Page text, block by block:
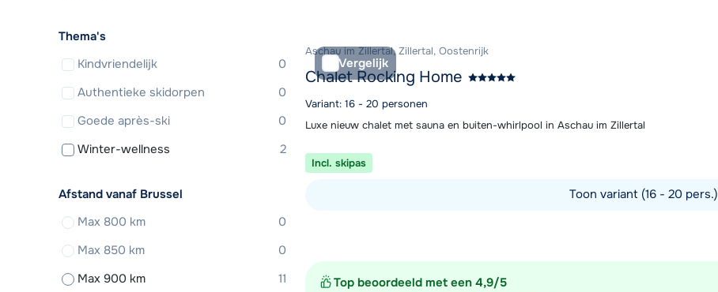
Top beoordeeld met een 4,9/5
Vergelijk
Aschau im Zillertal, Zillertal, Oostenrijk
Chalet Rocking Home
Variant: 16 - 20 personen
Luxe nieuw chalet met sauna en buiten-whirlpool in Aschau im Zillertal
Incl. skipas
Toon variant (16 - 20 pers.)
Thema's
Kindvriendelijk
0
Authentieke skidorpen
0
Goede après-ski
0
Winter-wellness
2
Afstand vanaf Brussel
Max 800 km
0
Max 850 km
0
Max 900 km
11